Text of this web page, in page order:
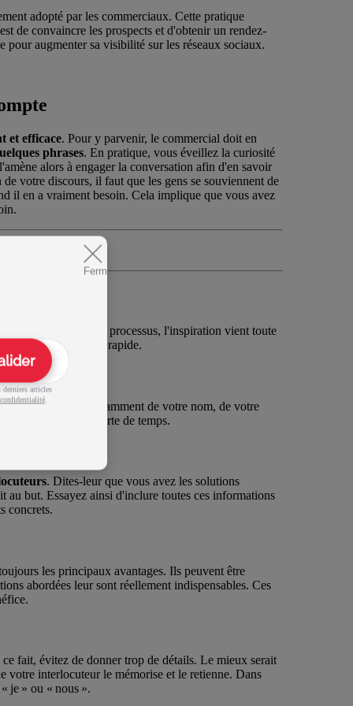
Fermer
derniers articles
.
adopté par les commerciaux. Cette pratique
de convaincre les prospects et d'obtenir un rendez-
pour augmenter sa visibilité sur les réseaux sociaux.
et efficace. Pour y parvenir, le commercial doit en
phrases. En pratique, vous éveillez la curiosité
alors à engager la conversation afin d'en savoir
votre discours, il faut que les gens se souviennent de
il en a vraiment besoin. Cela implique que vous avez
pitch
avez compris le processus, l'inspiration vient toute
une recherche rapide.
Il s'agit notamment de votre nom, de votre
constitue une perte de temps.
. Dites-leur que vous avez les solutions
au but. Essayez ainsi d'inclure toutes ces informations
concrets.
les principaux avantages. Ils peuvent être
abordées leur sont réellement indispensables. Ces
fait, évitez de donner trop de détails. Le mieux serait
votre interlocuteur le mémorise et le retienne. Dans
je » ou « nous ».